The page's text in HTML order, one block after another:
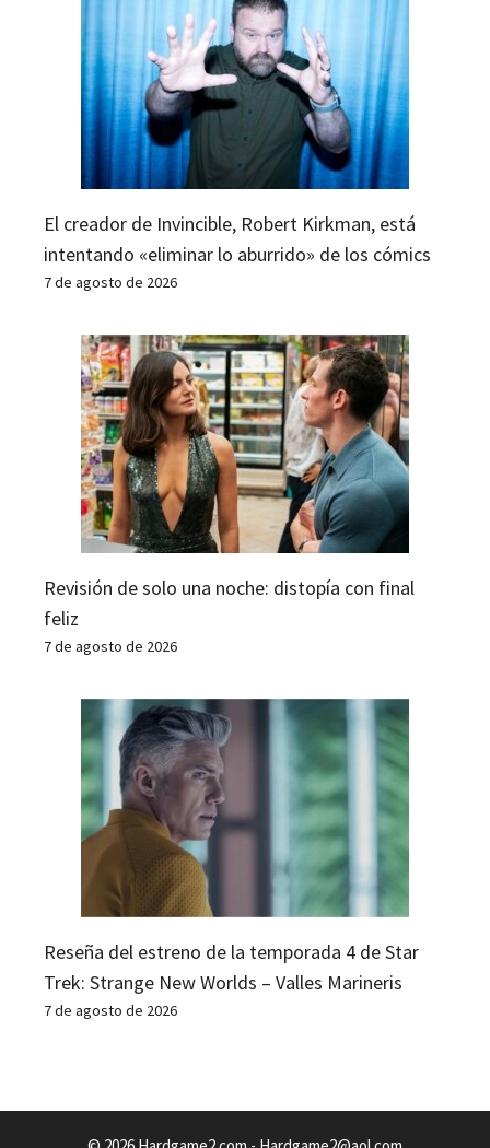
El creador de Invincible, Robert Kirkman, está
intentando «eliminar lo aburrido» de los cómics
7 de agosto de 2026
Revisión de solo una noche: distopía con final
feliz
7 de agosto de 2026
Reseña del estreno de la temporada 4 de Star
Trek: Strange New Worlds – Valles Marineris
7 de agosto de 2026